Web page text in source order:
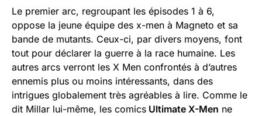
Le premier arc, regroupant les épisodes 1 à 6,
oppose la jeune équipe des x-men à Magneto et sa
bande de mutants. Ceux-ci, par divers moyens, font
tout pour déclarer la guerre à la race humaine. Les
autres arcs verront les X Men confrontés à d’autres
ennemis plus ou moins intéressants, dans des
intrigues globalement très agréables à lire. Comme le
dit Millar lui-même, les comics Ultimate X-Men ne